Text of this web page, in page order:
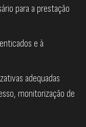
para a prestação
e à
adequadas
monitorização de